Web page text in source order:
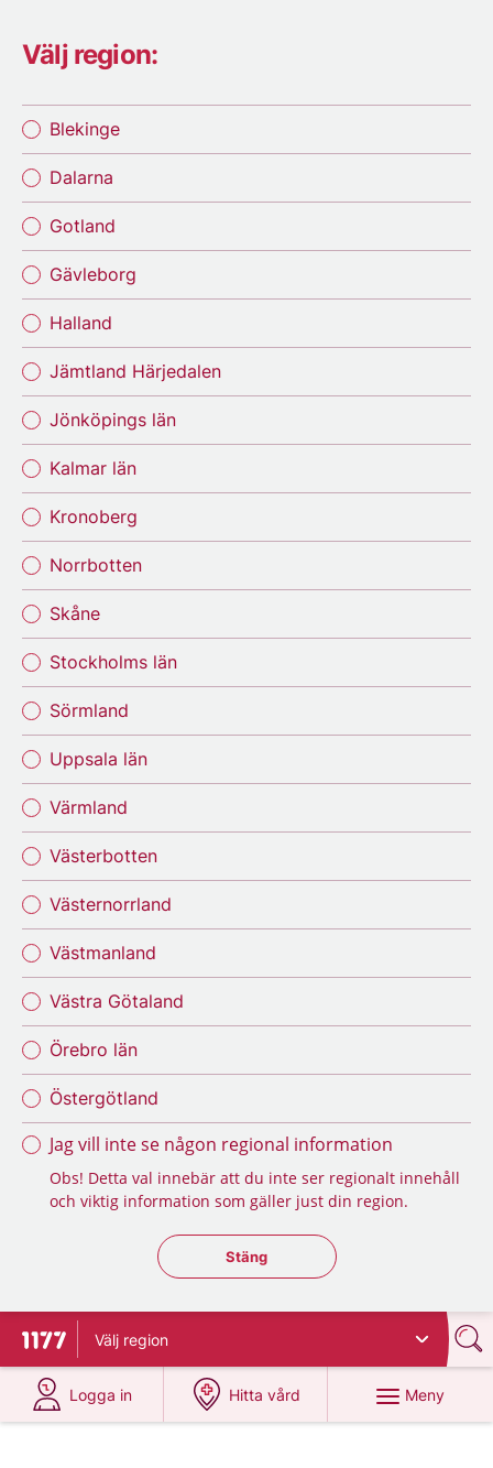
Välj region:
Blekinge
Dalarna
Gotland
Gävleborg
Halland
Jämtland Härjedalen
Jönköpings län
Kalmar län
Kronoberg
Norrbotten
Skåne
Stockholms län
Sörmland
Uppsala län
Värmland
Västerbotten
Västernorrland
Västmanland
Västra Götaland
Örebro län
Östergötland
Jag vill inte se någon regional information
Obs! Detta val innebär att du inte ser regionalt innehåll
och viktig information som gäller just din region.
Stäng regionsväljaren
Stäng
Till startsidan för 1177
Välj region
Logga in
på 1177.se
Hitta vård
på 1177.se
Meny